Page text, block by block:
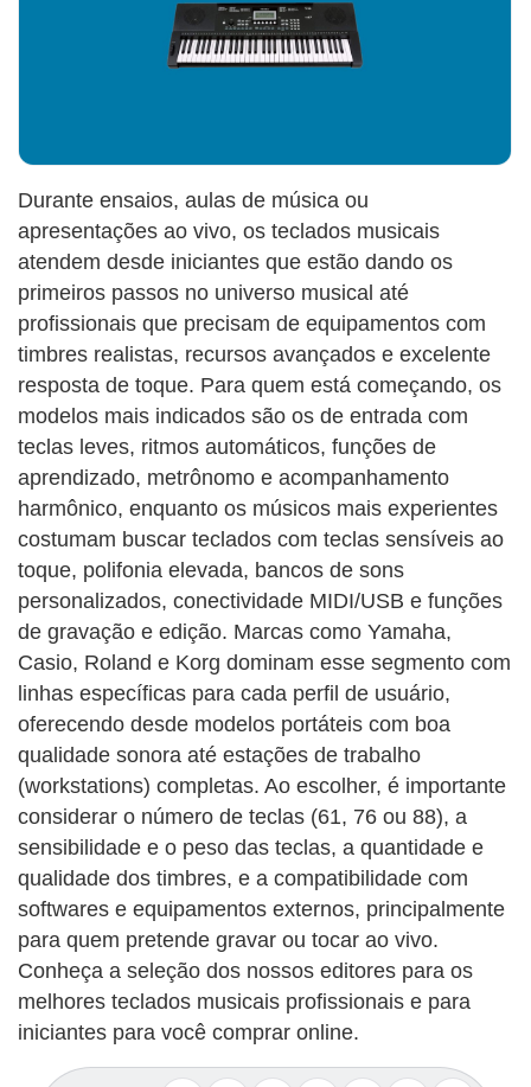
Durante ensaios, aulas de música ou
apresentações ao vivo, os teclados musicais
atendem desde iniciantes que estão dando os
primeiros passos no universo musical até
profissionais que precisam de equipamentos com
timbres realistas, recursos avançados e excelente
resposta de toque. Para quem está começando, os
modelos mais indicados são os de entrada com
teclas leves, ritmos automáticos, funções de
aprendizado, metrônomo e acompanhamento
harmônico, enquanto os músicos mais experientes
costumam buscar teclados com teclas sensíveis ao
toque, polifonia elevada, bancos de sons
personalizados, conectividade MIDI/USB e funções
de gravação e edição. Marcas como Yamaha,
Casio, Roland e Korg dominam esse segmento com
linhas específicas para cada perfil de usuário,
oferecendo desde modelos portáteis com boa
qualidade sonora até estações de trabalho
(workstations) completas. Ao escolher, é importante
considerar o número de teclas (61, 76 ou 88), a
sensibilidade e o peso das teclas, a quantidade e
qualidade dos timbres, e a compatibilidade com
softwares e equipamentos externos, principalmente
para quem pretende gravar ou tocar ao vivo.
Conheça a seleção dos nossos editores para os
melhores teclados musicais profissionais e para
iniciantes para você comprar online.